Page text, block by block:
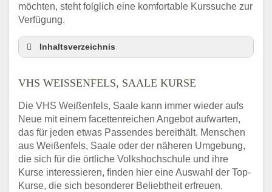
möchten, steht folglich eine komfortable Kurssuche zur
Verfügung.
Inhaltsverzeichnis
Umgebung
Abendschule Weißenfels, Saale Kurssuche
VHS Weißenfels, Saale Kurse
VHS Weißenfels, Saale – Öffnungszeiten
und Telefonnummer
Stellenangebote der Volkshochschule
Weißenfels, Saale
VHS WEISSENFELS, SAALE KURSE
Die VHS Weißenfels, Saale kann immer wieder aufs
Neue mit einem facettenreichen Angebot aufwarten,
das für jeden etwas Passendes bereithält. Menschen
aus Weißenfels, Saale oder der näheren Umgebung,
die sich für die örtliche Volkshochschule und ihre
Kurse interessieren, finden hier eine Auswahl der Top-
Kurse, die sich besonderer Beliebtheit erfreuen.